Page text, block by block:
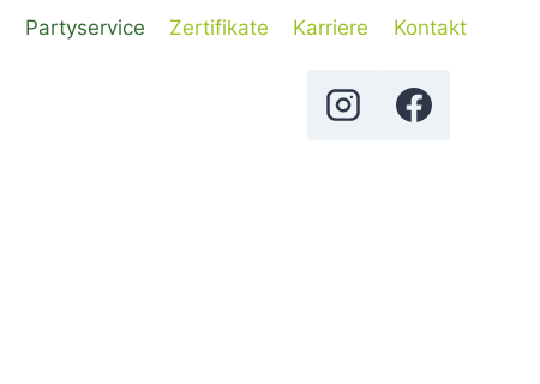
Partyservice Zertifikate Karriere Kontakt